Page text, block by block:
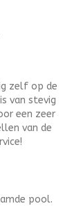
zelf op de
van stevig
een zeer
van de
pool.